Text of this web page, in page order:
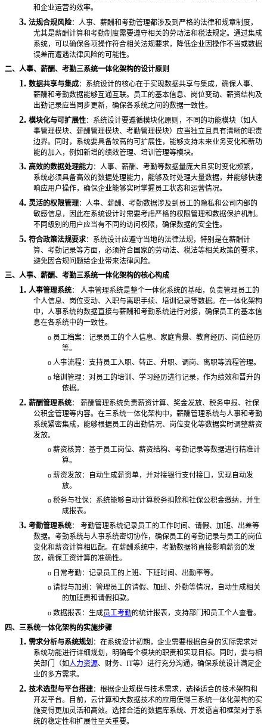
和企业运营的效率。
3. 法规合规风险：人事、薪酬和考勤管理都涉及到严格的法律和规章制度，
尤其是薪酬计算和考勤制度需要遵守相关的劳动法和税法规定。通过集成
系统，可以确保各项操作符合相关法规要求，降低企业因操作不当或数据
误差而遭遇法律风险的可能性。
二、人事、薪酬、考勤三系统一体化架构的设计原则
1. 数据共享与集成：系统设计的核心在于实现数据共享与集成，确保人事、
薪酬和考勤数据能够互通互联。员工的基本信息、岗位变动、薪资结构及
出勤记录应当同步更新，确保各系统之间的数据一致性。
2. 模块化与可扩展性：系统设计要遵循模块化原则，不同的功能模块（如人
事管理模块、薪酬管理模块、考勤管理模块）应当独立且具有清晰的职责
边界。同时，系统要具备较高的可扩展性，能够支持未来业务变化和新功
能的加入，例如新增的绩效管理、培训管理等模块。
3. 高效的数据处理能力：人事、薪酬、考勤等数据量庞大且实时变化频繁，
系统必须具备高效的数据处理能力，能够及时处理大量数据，并能够快速
响应用户操作，确保企业能够实时掌握员工状态和运营情况。
4. 灵活的权限管理：人事、薪酬、考勤数据涉及到员工的隐私和公司内部的
敏感信息，因此在系统设计时需要考虑严格的权限管理和数据保护机制。
不同级别的用户应当有不同的访问权限，确保数据的安全性。
5. 符合政策法规要求：系统设计应遵守当地的法律法规，特别是在薪酬计
算、考勤记录等方面，必须符合国家的劳动法、税法等相关政策的要求，
避免因合规问题给企业带来法律风险。
三、人事、薪酬、考勤三系统一体化架构的核心构成
1. 人事管理系统：
人事管理系统是整个一体化系统的基础，负责管理员工的
个人信息、岗位变动、入职与离职手续、培训记录等数据。在一体化架构
中，人事系统的数据直接与薪酬和考勤系统进行对接，确保员工的基本信
息在各系统中的一致性。
o 员工档案：记录员工的个人信息、家庭背景、教育经历、岗位经历
等。
o 人事流程：支持员工入职、转正、升职、调岗、离职等流程管理。
o 培训管理：对员工的培训、学习经历进行记录，作为绩效和晋升的
依据。
2. 薪酬管理系统：
薪酬管理系统负责薪资计算、奖金发放、税务申报、社保
公积金管理等内容。在三系统一体化架构中，薪酬管理系统与人事和考勤
系统紧密集成，能够根据员工的出勤情况、岗位变化等数据实时调整薪资
发放。
o 薪资核算：基于员工岗位、薪资结构、考勤记录等数据进行精准计
算。
o 薪资发放：自动生成薪资单，并对接银行支付接口，实现自动发
放。
o 税务与社保：系统能够自动计算税务扣除和社保公积金缴纳，并生
成报表。
3. 考勤管理系统：
考勤管理系统记录员工的工作时间、请假、加班、出差等
数据。考勤系统与人事系统密切协作，确保员工的考勤记录与员工的岗位
变化和薪资计算相匹配。在薪酬系统中，考勤数据将直接影响薪资的发
放，确保工资计算的准确性。
o 日常考勤：记录员工的上班、下班时间、出勤率等。
o 请假与加班：管理员工的请假、加班、外勤等情况，自动生成相关
的加班费和请假扣款。
o 数据报表：生成员工考勤的统计报表，支持部门和员工个人查看。
四、三系统一体化架构的实施步骤
1. 需求分析与系统规划 ：在系统设计初期，企业需要根据自身的实际需求对
系统功能进行详细规划，明确每个模块的职责和实现目标。同时，要与相
关部门（如人力资源、财务、 IT等）进行充分沟通，确保系统设计满足企
业的多方需求。
2. 技术选型与平台搭建：根据企业规模与技术需求，选择适合的技术架构和
开发平台。目前，云计算和大数据技术的应用使得三系统一体化架构的实
施变得更加灵活和高效。选择合适的数据库系统、开发语言和框架对于系
统的稳定性和扩展性至关重要。